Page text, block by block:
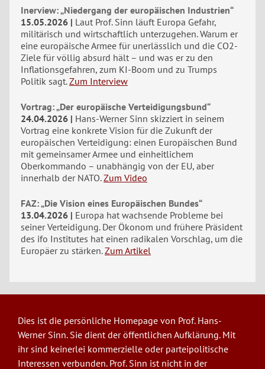
Inerview: „Niedergang der europäischen Industrien“
15.05.2026
Laut Prof. Sinn läuft Europa Gefahr,
militärisch und wirtschaftlich unterzugehen. Warum er
eine europäische Armee für unerlässlich und die CO2-
Ziele für völlig absurd hält – und was er zu den
Inflationsgefahren, zum KI-Boom und zu Trumps
Politik sagt. Zum Interview
Vortrag: „Der europäische Verteidigungsbund“
24.04.2026
Hans-Werner Sinn skizziert in seinem
Vortrag eine konkrete Vision für die Zukunft der
europäischen Verteidigung: einen Europäischen Bund
mit gemeinsamer Armee und einheitlichem
Oberkommando – unabhängig von der EU, aber
innerhalb der NATO. Zum Video
FAZ: „Die Vision eines Europäischen Bundes“
13.04.2026
Europa hat wachsende Probleme bei
seiner Verteidigung. Der Ökonom und frühere Präsident
des ifo Institutes hat einen radikalen Vorschlag, um die
Europäer zu stärken. Zum Artikel
Dies ist die persönliche Homepage von Prof. Hans-
Werner Sinn. Sie dient der öffentlichen Aufklärung. Mit
ihr sind keinerlei kommerzielle oder parteipolitische
Interessen verbunden. Prof. Sinn ist nicht in der